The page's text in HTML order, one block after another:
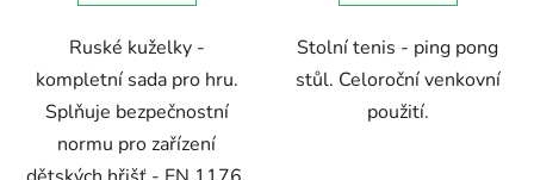
hvězdiček.
Ruské kuželky -
kompletní sada pro hru.
Splňuje bezpečnostní
normu pro zařízení
Stolní tenis - ping pong
stůl. Celoroční venkovní
použití.